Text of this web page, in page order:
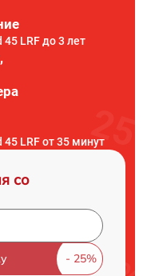
LRF до 3 лет
LRF от 35 минут
со